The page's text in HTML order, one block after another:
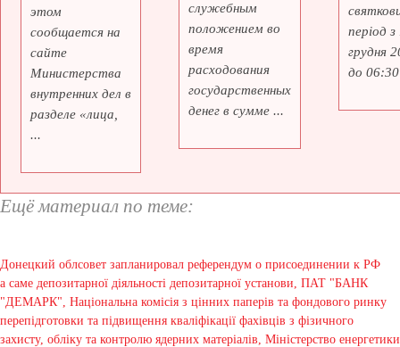
этом
сообщается на
сайте
Министерства
внутренних дел в
разделе «лица,
...
служебным
положением во
время
расходования
государственных
денег в сумме ...
період
грудня
до
Ещё материал по теме:
Донецкий облсовет запланировал референдум о присоединении к РФ
а саме депозитарної діяльності депозитарної установи, ПАТ "БАНК
"ДЕМАРК", Національна комісія з цінних паперів та фондового ринку
перепідготовки та підвищення кваліфікації фахівців з фізичного
захисту, обліку та контролю ядерних матеріалів, Міністерство енергетики